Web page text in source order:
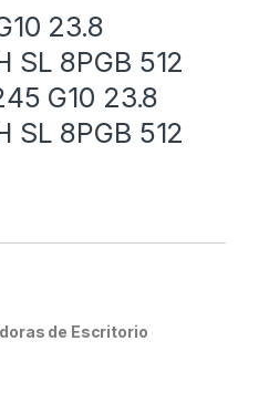
23.8
SL 8PGB 512
G10 23.8
SL 8PGB 512
de Escritorio